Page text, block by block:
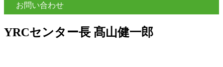
お問い合わせ
YRCセンター長 髙山健一郎